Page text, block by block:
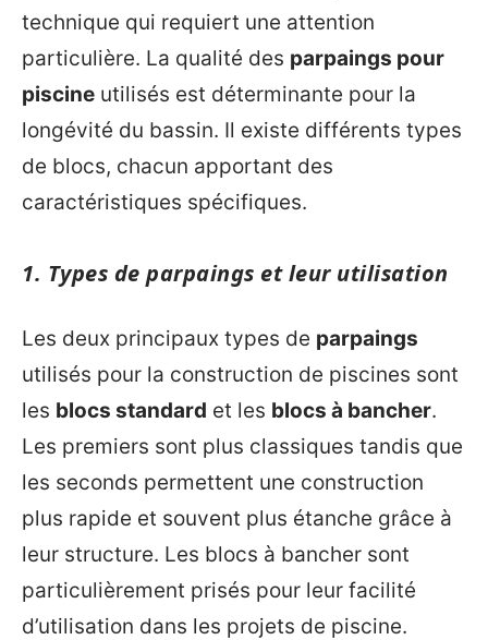
technique qui requiert une attention
particulière. La qualité des parpaings pour
piscine utilisés est déterminante pour la
longévité du bassin. Il existe différents types
de blocs, chacun apportant des
caractéristiques spécifiques.
1. Types de parpaings et leur utilisation
Les deux principaux types de parpaings
utilisés pour la construction de piscines sont
les blocs standard et les blocs à bancher.
Les premiers sont plus classiques tandis que
les seconds permettent une construction
plus rapide et souvent plus étanche grâce à
leur structure. Les blocs à bancher sont
particulièrement prisés pour leur facilité
d’utilisation dans les projets de piscine.